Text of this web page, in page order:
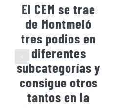
El CEM se trae
de Montmeló
tres podios en
diferentes
subcategorías y
consigue otros
tantos en la